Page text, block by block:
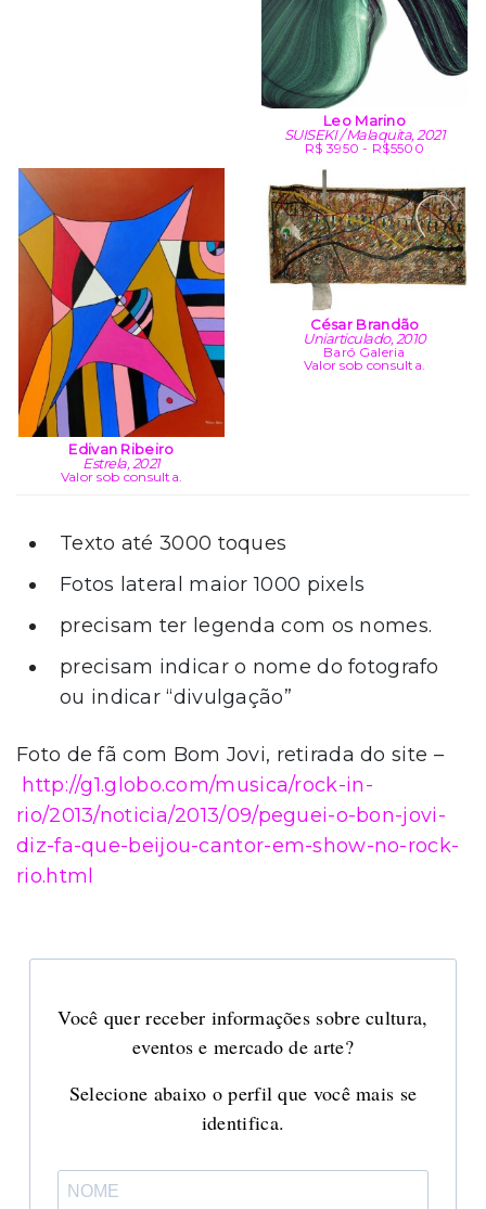
Leo Marino
SUISEKI / Malaquita, 2021
R$ 3950 - R$5500
Edivan Ribeiro
Estrela, 2021
Valor sob consulta.
César Brandão
Uniarticulado, 2010
Baró Galeria
Valor sob consulta.
Texto até 3000 toques
Fotos lateral maior 1000 pixels
precisam ter legenda com os nomes.
precisam indicar o nome do fotografo
ou indicar “divulgação”
Foto de fã com Bom Jovi, retirada do site –
http://g1.globo.com/musica/rock-in-
rio/2013/noticia/2013/09/peguei-o-bon-jovi-
diz-fa-que-beijou-cantor-em-show-no-rock-
rio.html
Você quer receber informações sobre cultura,
eventos e mercado de arte?
Selecione abaixo o perfil que você mais se
identifica.